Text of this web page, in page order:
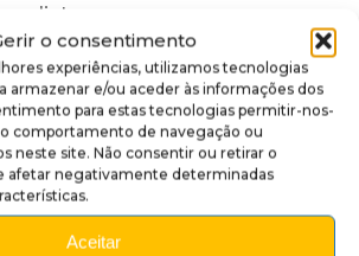
o consentimento
experiências, utilizamos tecnologias
armazenar e/ou aceder às informações dos
para estas tecnologias permitir-nos-
comportamento de navegação ou
neste site. Não consentir ou retirar o
afetar negativamente determinadas
Aceitar
este acabamento para
a sua máquina sem modificação
da zona do apron em poucos
um acabamento premium,